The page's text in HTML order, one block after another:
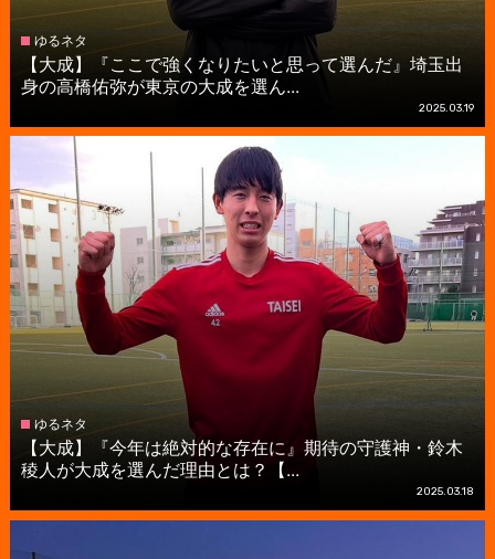
ゆるネタ
【大成】『ここで強くなりたいと思って選んだ』埼玉出
身の高橋佑弥が東京の大成を選ん...
2025.03.19
ゆるネタ
【大成】『今年は絶対的な存在に』期待の守護神・鈴木
稜人が大成を選んだ理由とは？【...
2025.03.18